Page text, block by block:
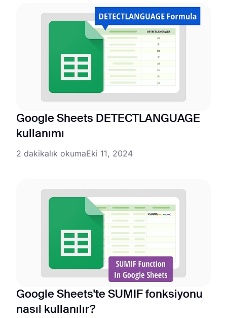
Google Sheets DETECTLANGUAGE
kullanımı
2 dakikalık okumaEki 11, 2024
Google Sheets'te SUMIF fonksiyonu
nasıl kullanılır?